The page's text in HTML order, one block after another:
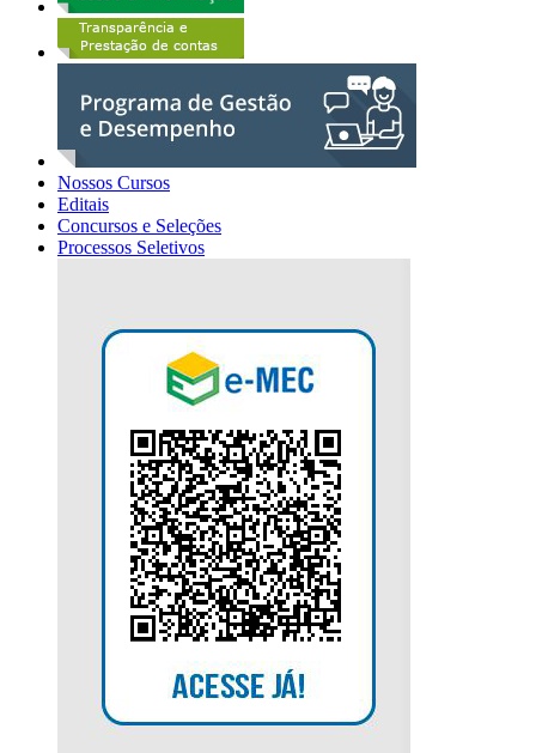
Nossos Cursos
Editais
Concursos e Seleções
Processos Seletivos